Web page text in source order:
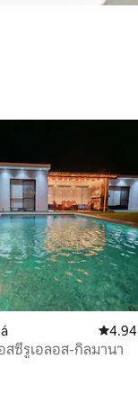
คะแน
4.94
ซีรูเอลอส-กิลมานา